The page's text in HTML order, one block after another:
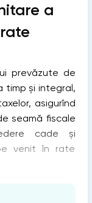
a
prevăzute de
timp și integral,
asigurînd
seamă fiscale
cade și
venit în rate